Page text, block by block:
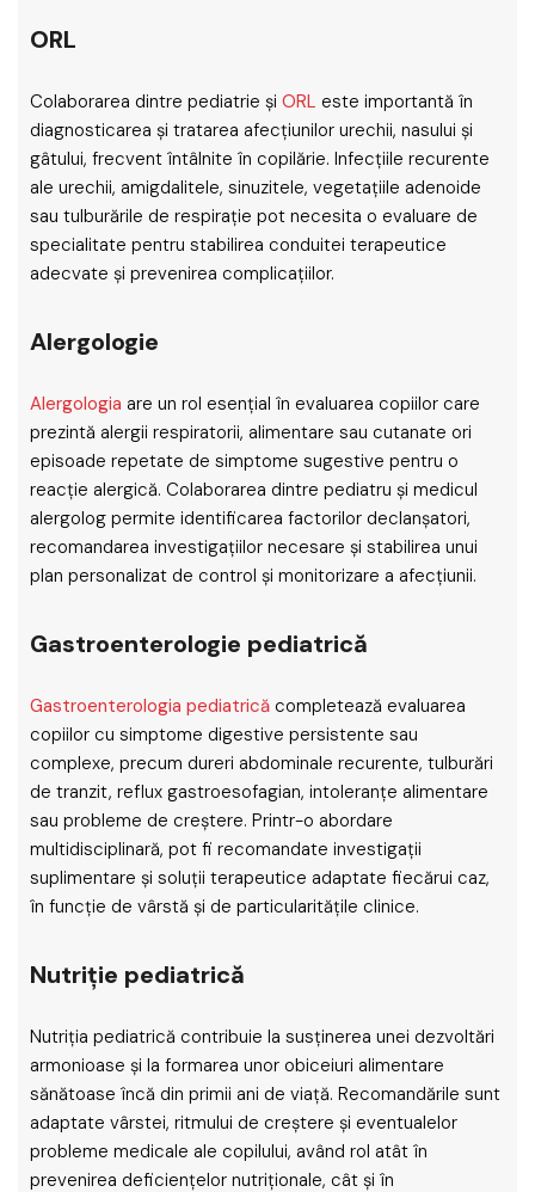
ORL
Colaborarea dintre pediatrie și ORL este importantă în
diagnosticarea și tratarea afecțiunilor urechii, nasului și
gâtului, frecvent întâlnite în copilărie. Infecțiile recurente
ale urechii, amigdalitele, sinuzitele, vegetațiile adenoide
sau tulburările de respirație pot necesita o evaluare de
specialitate pentru stabilirea conduitei terapeutice
adecvate și prevenirea complicațiilor.
Alergologie
Alergologia are un rol esențial în evaluarea copiilor care
prezintă alergii respiratorii, alimentare sau cutanate ori
episoade repetate de simptome sugestive pentru o
reacție alergică. Colaborarea dintre pediatru și medicul
alergolog permite identificarea factorilor declanșatori,
recomandarea investigațiilor necesare și stabilirea unui
plan personalizat de control și monitorizare a afecțiunii.
Gastroenterologie pediatrică
Gastroenterologia pediatrică completează evaluarea
copiilor cu simptome digestive persistente sau
complexe, precum dureri abdominale recurente, tulburări
de tranzit, reflux gastroesofagian, intoleranțe alimentare
sau probleme de creștere. Printr-o abordare
multidisciplinară, pot fi recomandate investigații
suplimentare și soluții terapeutice adaptate fiecărui caz,
în funcție de vârstă și de particularitățile clinice.
Nutriție pediatrică
Nutriția pediatrică contribuie la susținerea unei dezvoltări
armonioase și la formarea unor obiceiuri alimentare
sănătoase încă din primii ani de viață. Recomandările sunt
adaptate vârstei, ritmului de creștere și eventualelor
probleme medicale ale copilului, având rol atât în
prevenirea deficiențelor nutriționale, cât și în